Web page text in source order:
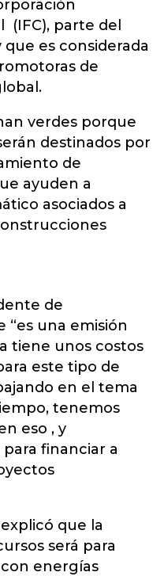
(IFC), parte del
es considerada
de
verdes porque
destinados por
de
ayuden a
asociados a
de
“es una emisión
tiene unos costos
este tipo de
en el tema
tenemos
eso , y
financiar a
que la
será para
energías